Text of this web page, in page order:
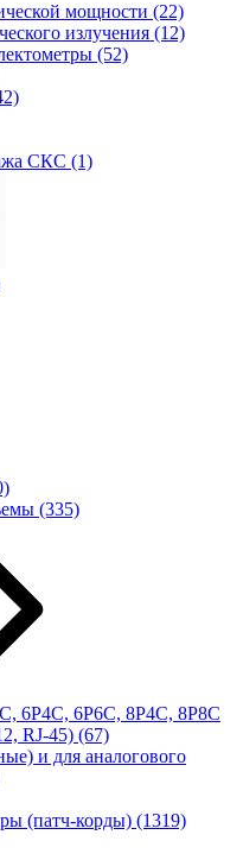
мощности (22)
излучения (12)
(52)
СКС (1)
(335)
6P4C, 6P6C, 8P4C, 8P8C
RJ-45) (67)
и для аналогового
(патч-корды) (1319)